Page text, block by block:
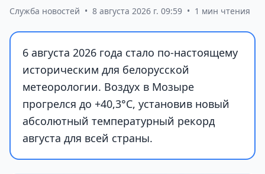
Служба новостей • 8 августа 2026 г. 09:59 • 1 мин чтения
6 августа 2026 года стало по-настоящему
историческим для белорусской
метеорологии. Воздух в Мозыре
прогрелся до +40,3°С, установив новый
абсолютный температурный рекорд
августа для всей страны.